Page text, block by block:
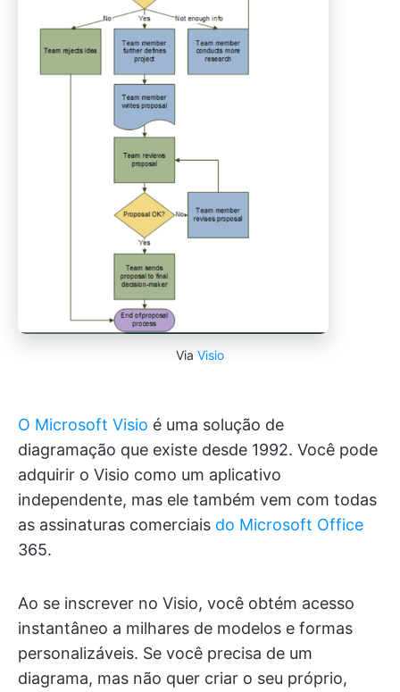
Via Visio
O Microsoft Visio é uma solução de
diagramação que existe desde 1992. Você pode
adquirir o Visio como um aplicativo
independente, mas ele também vem com todas
as assinaturas comerciais do Microsoft Office
365.
Ao se inscrever no Visio, você obtém acesso
instantâneo a milhares de modelos e formas
personalizáveis. Se você precisa de um
diagrama, mas não quer criar o seu próprio,